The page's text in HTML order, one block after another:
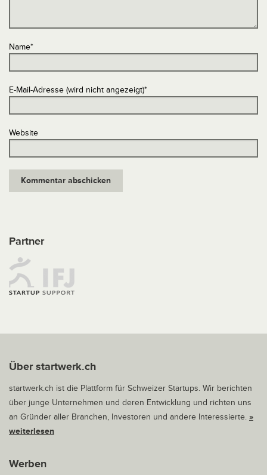
Name*
E-Mail-Adresse (wird nicht angezeigt)*
Website
Partner
Über startwerk.ch
startwerk.ch ist die Plattform für Schweizer Startups. Wir berichten
über junge Unternehmen und deren Entwicklung und richten uns
an Gründer aller Branchen, Investoren und andere Interessierte. »
weiterlesen
Werben